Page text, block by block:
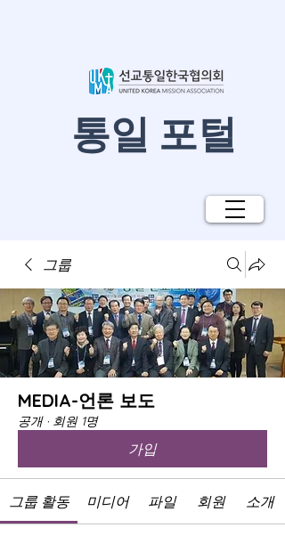
​통일 포털
그룹
MEDIA-언론 보도
공개 · 회원 1명
가입
그룹 활동 미디어 파일 회원 소개